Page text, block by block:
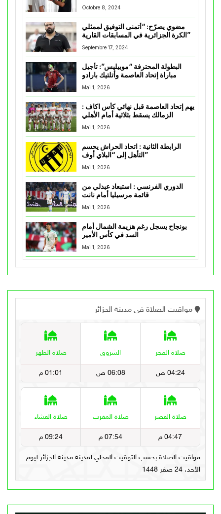
Octobre 8, 2024
مضوي يصرّح: “أتمنى التوفيق لممثلي
الكرة الجزائرية في المسابقات القارية”
Septembre 17, 2024
البطولة المحترفة “موبيليس”: تأجيل
مباراة إتحاد العاصمة وأتلتيك بارادو
Mai 1, 2026
يهم إتحاد العاصمة قبل نهائي كأس اكاف :
Mai 1, 2026
الرابطة الثانية : اتحاد الحراش يحسم
التأهل إلى “البلاي أوف”
Mai 1, 2026
الدوري الفرنسي : استبعاد عبدلي من
قائمة مرسيليا أمام نانت
Mai 1, 2026
بونجاح يسجل رغم هزيمة الشمال أمام
السد في كأس الأمير
Mai 1, 2026